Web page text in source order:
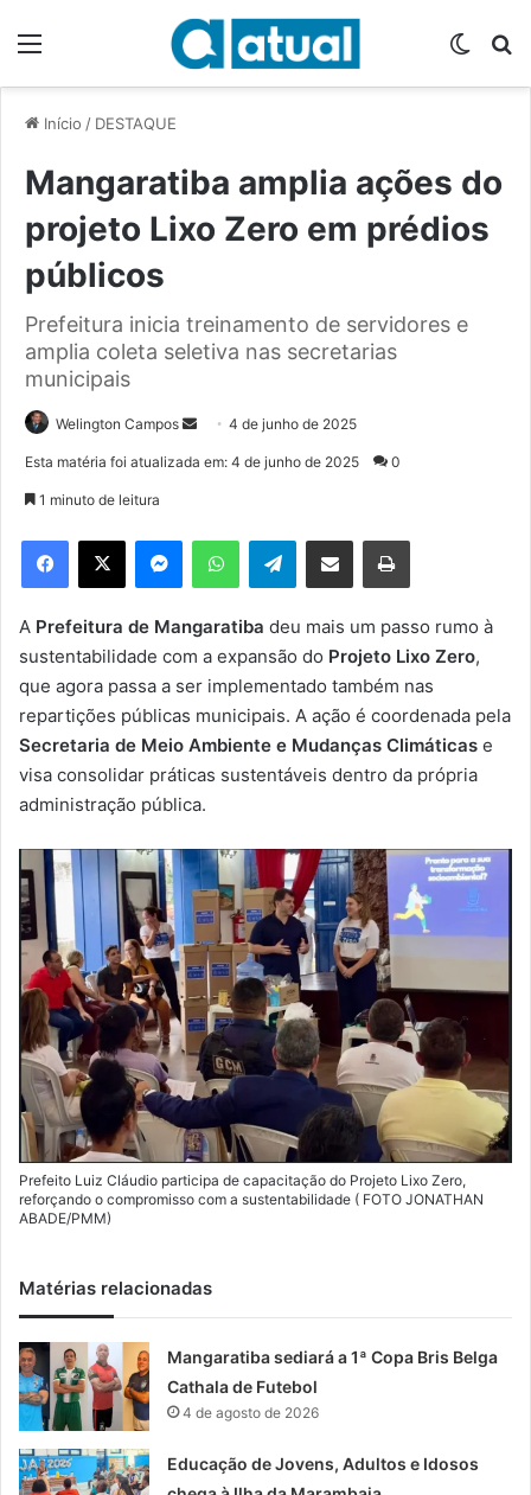
Início / DESTAQUE
Mangaratiba amplia ações do
projeto Lixo Zero em prédios
públicos
Prefeitura inicia treinamento de servidores e
amplia coleta seletiva nas secretarias
municipais
Welington Campos
e
m
e
m
a
i
4 de junho de 2025
Esta matéria foi atualizada em: 4 de junho de 2025 0
1 minuto de leitura
Telegram
A Prefeitura de Mangaratiba deu mais um passo rumo à
sustentabilidade com a expansão do Projeto Lixo Zero,
que agora passa a ser implementado também nas
repartições públicas municipais. A ação é coordenada pela
Secretaria de Meio Ambiente e Mudanças Climáticas e
visa consolidar práticas sustentáveis dentro da própria
administração pública.
Prefeito Luiz Cláudio participa de capacitação do Projeto Lixo Zero,
reforçando o compromisso com a sustentabilidade ( FOTO JONATHAN
ABADE/PMM)
Matérias relacionadas
Mangaratiba sediará a 1ª Copa Bris Belga
Cathala de Futebol
4 de agosto de 2026
Educação de Jovens, Adultos e Idosos